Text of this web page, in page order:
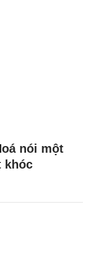
nói một
khóc